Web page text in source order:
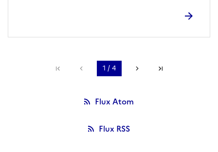
Première pagePage précédente
1 / 4 Page suivante
Flux Atom
Flux RSS